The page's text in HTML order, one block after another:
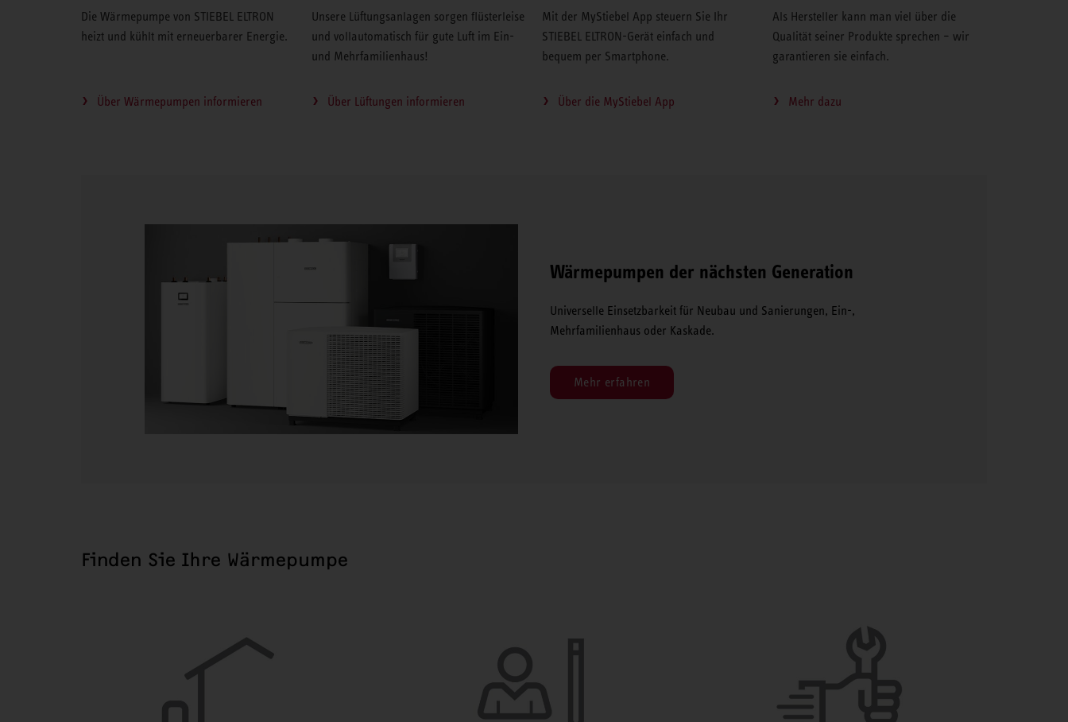
Die Wärmepumpe von STIEBEL ELTRON
heizt und kühlt mit erneuerbarer Energie.
Über Wärmepumpen informieren
Unsere Lüftungsanlagen sorgen flüsterleise
und vollautomatisch für gute Luft im Ein-
und Mehrfamilienhaus!
Über Lüftungen informieren
Mit der MyStiebel App steuern Sie Ihr
STIEBEL ELTRON-Gerät einfach und
bequem per Smartphone.
Über die MyStiebel App
Als Hersteller kann man viel über die
Qualität seiner Produkte sprechen – wir
garantieren sie einfach.
Mehr dazu
Wärmepumpen der nächsten Generation
Universelle Einsetzbarkeit für Neubau und Sanierungen, Ein-,
Mehrfamilienhaus oder Kaskade.
Mehr erfahren
Finden Sie Ihre Wärmepumpe